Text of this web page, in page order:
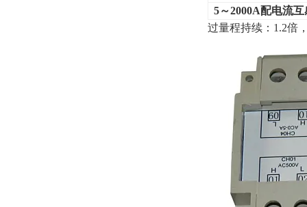
5～2000A配电流
过量程持续：1.2倍